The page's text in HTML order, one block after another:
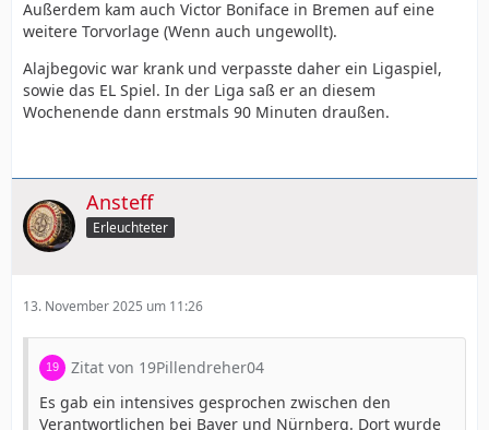
Außerdem kam auch Victor Boniface in Bremen auf eine
weitere Torvorlage (Wenn auch ungewollt).
Alajbegovic war krank und verpasste daher ein Ligaspiel,
sowie das EL Spiel. In der Liga saß er an diesem
Wochenende dann erstmals 90 Minuten draußen.
Ansteff
Erleuchteter
13. November 2025 um 11:26
Zitat von 19Pillendreher04
Es gab ein intensives gesprochen zwischen den
Verantwortlichen bei Bayer und Nürnberg. Dort wurde